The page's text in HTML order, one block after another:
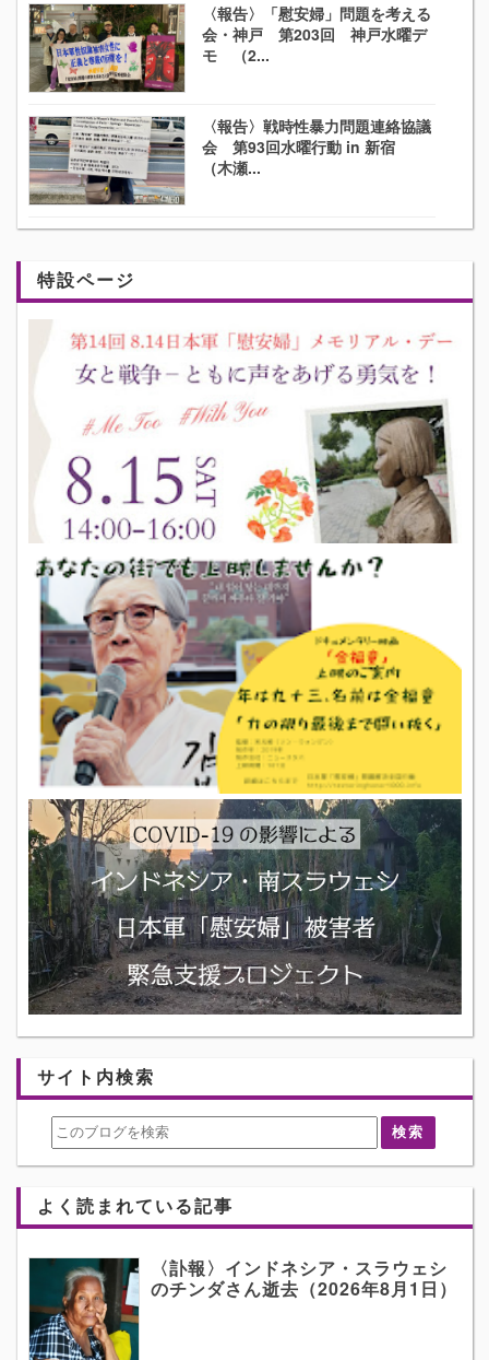
〈報告〉「慰安婦」問題を考える
会・神戸 第203回 神戸水曜デ
モ （2...
〈報告〉戦時性暴力問題連絡協議
会 第93回水曜行動 in 新宿
（木瀬...
特設ページ
サイト内検索
よく読まれている記事
〈訃報〉インドネシア・スラウェシ
のチンダさん逝去（2026年8月1日）